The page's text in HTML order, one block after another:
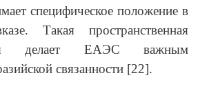
специфическое положение в
Такая пространственная
делает ЕАЭС важным
связанности [22].